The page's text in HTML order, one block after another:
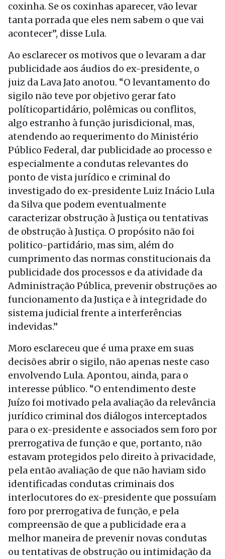
coxinha. Se os coxinhas aparecer, vão levar
tanta porrada que eles nem sabem o que vai
acontecer”, disse Lula.
Ao esclarecer os motivos que o levaram a dar
publicidade aos áudios do ex-presidente, o
juiz da Lava Jato anotou. “O levantamento do
sigilo não teve por objetivo gerar fato
políticopartidário, polêmicas ou conflitos,
algo estranho à função jurisdicional, mas,
atendendo ao requerimento do Ministério
Público Federal, dar publicidade ao processo e
especialmente a condutas relevantes do
ponto de vista jurídico e criminal do
investigado do ex-presidente Luiz Inácio Lula
da Silva que podem eventualmente
caracterizar obstrução à Justiça ou tentativas
de obstrução à Justiça. O propósito não foi
politico-partidário, mas sim, além do
cumprimento das normas constitucionais da
publicidade dos processos e da atividade da
Administração Pública, prevenir obstruções ao
funcionamento da Justiça e à integridade do
sistema judicial frente a interferências
indevidas.”
Moro esclareceu que é uma praxe em suas
decisões abrir o sigilo, não apenas neste caso
envolvendo Lula. Apontou, ainda, para o
interesse público. “O entendimento deste
Juízo foi motivado pela avaliação da relevância
jurídico criminal dos diálogos interceptados
para o ex-presidente e associados sem foro por
prerrogativa de função e que, portanto, não
estavam protegidos pelo direito à privacidade,
pela então avaliação de que não haviam sido
identificadas condutas criminais dos
interlocutores do ex-presidente que possuíam
foro por prerrogativa de função, e pela
compreensão de que a publicidade era a
melhor maneira de prevenir novas condutas
ou tentativas de obstrução ou intimidação da